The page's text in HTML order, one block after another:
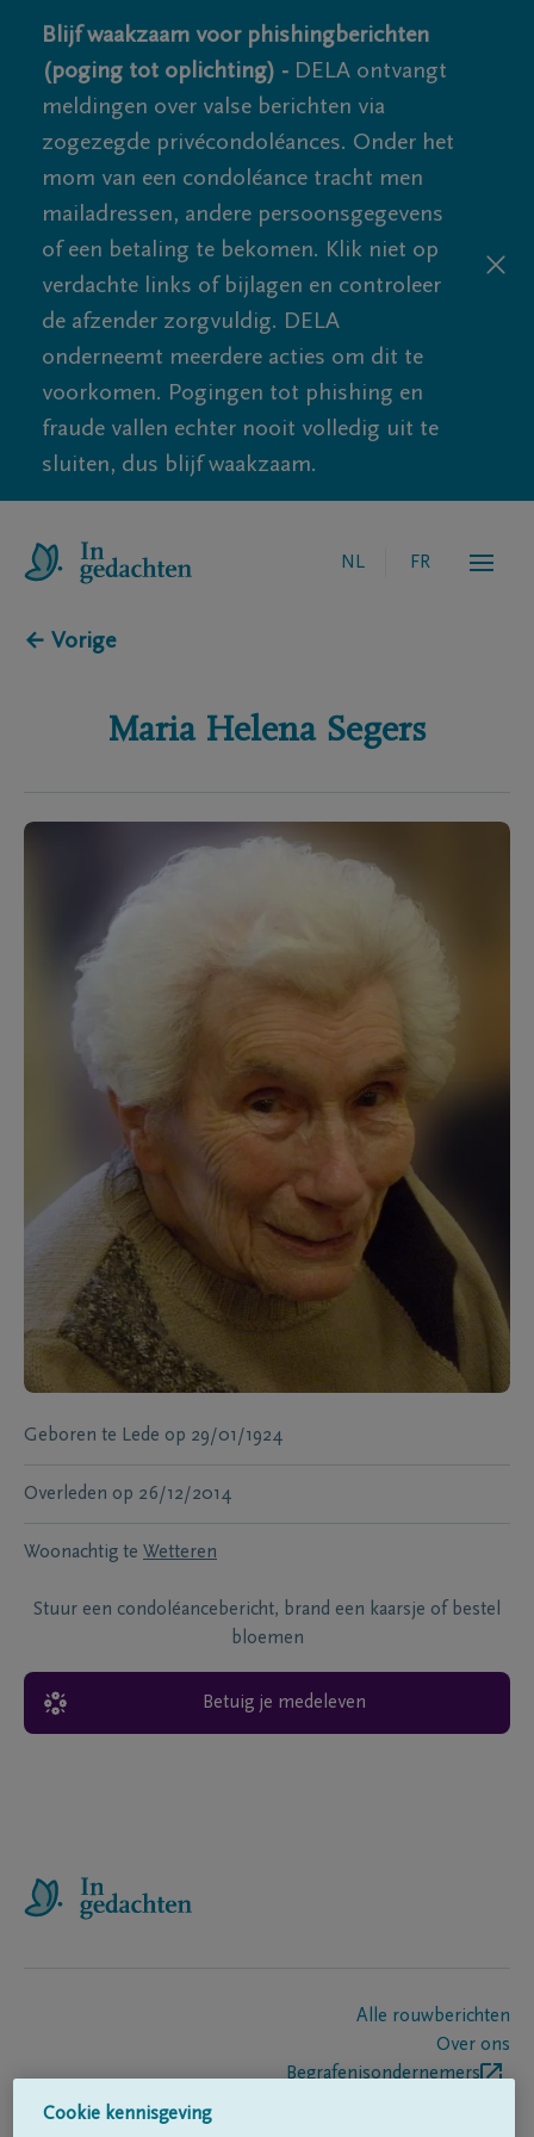
Blijf waakzaam voor phishingberichten
(poging tot oplichting) - DELA ontvangt
meldingen over valse berichten via
zogezegde privécondoléances. Onder het
mom van een condoléance tracht men
mailadressen, andere persoonsgegevens
of een betaling te bekomen. Klik niet op
verdachte links of bijlagen en controleer
de afzender zorgvuldig. DELA
onderneemt meerdere acties om dit te
voorkomen. Pogingen tot phishing en
fraude vallen echter nooit volledig uit te
sluiten, dus blijf waakzaam.
NL FR
← Vorige
Maria Helena Segers
Geboren te Lede op 29/01/1924
Overleden op 26/12/2014
Woonachtig te Wetteren
Stuur een condoléancebericht, brand een kaarsje of bestel
bloemen
Betuig je medeleven
Alle rouwberichten
Over ons
Begrafenisondernemers
Cookie kennisgeving